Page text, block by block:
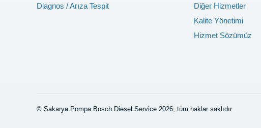
Diagnos / Arıza Tespit
Diğer Hizmetler
Kalite Yönetimi
Hizmet Sözümüz
© Sakarya Pompa Bosch Diesel Service 2026, tüm haklar saklıdır